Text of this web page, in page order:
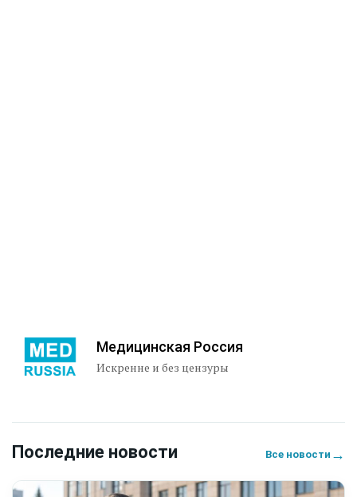
Медицинская Россия
Искренне и без цензуры
Последние новости Все новости →